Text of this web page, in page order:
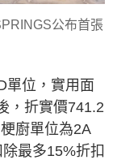
公布首張
單位，實用面
，折實價741.2
廚單位為2A
最多15%折扣